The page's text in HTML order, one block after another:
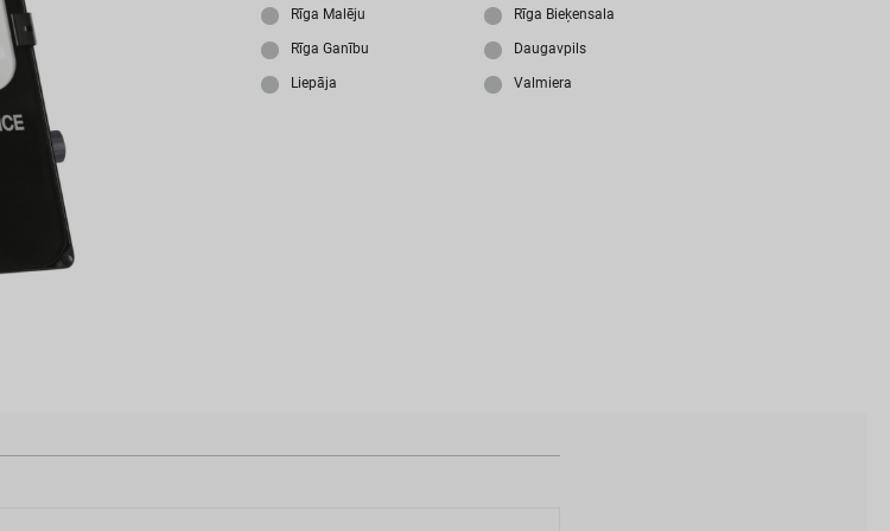
Aiz
id
Rīga Malēju Rīga Bieķensala
Rīga Ganību Daugavpils
Liepāja Valmiera